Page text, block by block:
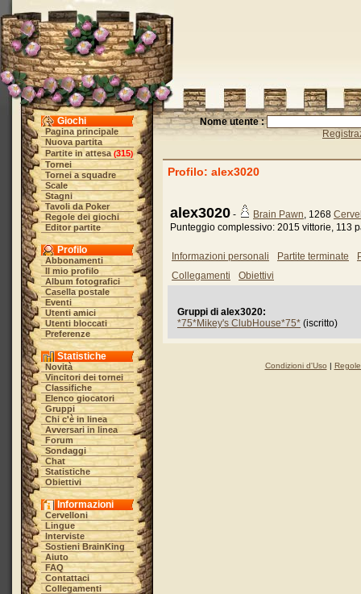
Giochi
Pagina principale
Nuova partita
Partite in attesa (315)
Tornei
Tornei a squadre
Scale
Stagni
Tavoli da Poker
Regole dei giochi
Editor partite
Profilo
Abbonamenti
Il mio profilo
Album fotografici
Casella postale
Eventi
Utenti amici
Utenti bloccati
Preferenze
Statistiche
Novità
Vincitori dei tornei
Classifiche
Elenco giocatori
Gruppi
Chi c'è in linea
Avversari in linea
Forum
Sondaggi
Chat
Statistiche
Obiettivi
Informazioni
Cervelloni
Lingue
Interviste
Sostieni BrainKing
Aiuto
FAQ
Contattaci
Collegamenti
Nome utente :
Profilo: alex3020
alex3020 - Brain Pawn, 1268
Punteggio complessivo: 2015 vittorie, 113
Informazioni personali Partite terminate
Collegamenti
Obiettivi
Gruppi di alex3020:
*75*Mikey's ClubHouse*75* (iscritto)
Condizioni d'Uso |